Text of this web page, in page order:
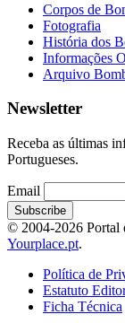
Corpos de
Fotografia
História dos
Informações
Arquivo
Newsletter
Receba as últimas
Portugueses.
Email
© 2004-2026 Portal
Yourplace.pt.
Política de
Estatuto
Ficha Técnica